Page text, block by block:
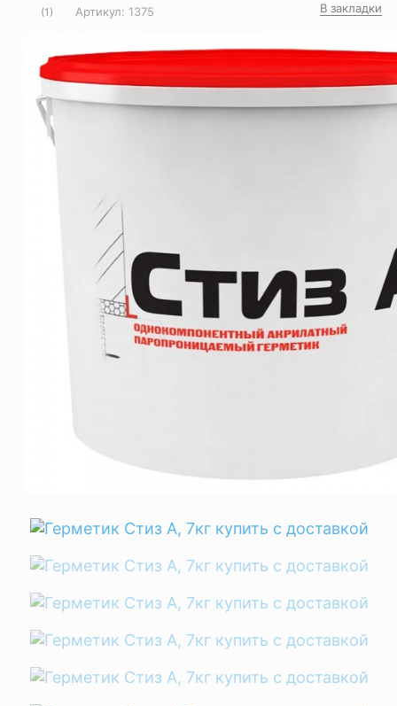
(1) Артикул: 1375 В закладки